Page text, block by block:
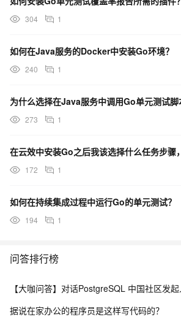
304 1
如何在Java服务的Docker中安装Go环境？
240 1
273 1
172 1
如何在持续集成过程中运行Go的单元测试？
194 1
问答排行榜
据说在家办公的程序员是这样写代码的？